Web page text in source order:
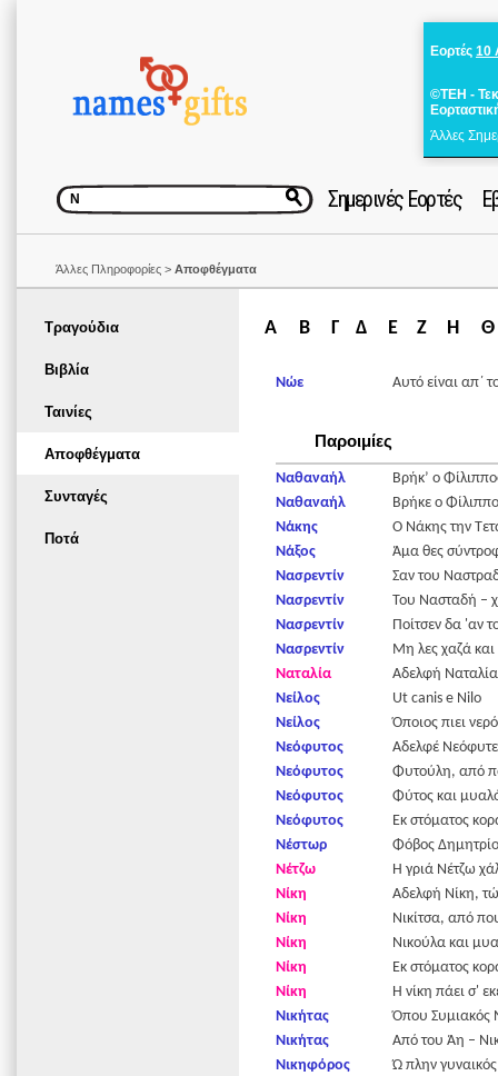
Εορτές 10
©ΤΕΗ -
Άλλες
Σημερινές Εορτές
Άλλες Πληροφορίες > Αποφθέγματα
Τραγούδια
Βιβλία
Ταινίες
Αποφθέγματα
Συνταγές
Ποτά
Α Β Γ Δ Ε Ζ Η Θ
Νώε Αυτό είναι απ΄
Παροιμίες
Ναθαναήλ
Βρήκ’ ο
Ναθαναήλ
Βρήκε ο
Νάκης
Ο Νάκης την
Νάξος
Άμα θες
Νασρεντίν
Σαν του
Νασρεντίν
Του Νασταδή –
Νασρεντίν
Ποίτσεν δα 'αν
Νασρεντίν
Μη λες χαζά και
Ναταλία
Αδελφή
Νείλος
Ut canis e Nilo
Νείλος
Όποιος πιει
Νεόφυτος
Αδελφέ
Νεόφυτος
Φυτούλη, από
Νεόφυτος
Φύτος και
Νεόφυτος
Εκ στόματος
Νέστωρ
Φόβος
Νέτζω
Η γριά Νέτζω
Νίκη
Αδελφή Νίκη,
Νίκη
Νικίτσα, από
Νίκη
Νικούλα και
Νίκη
Εκ στόματος
Νίκη
Η νίκη πάει σ'
Νικήτας
Όπου Συμιακός
Νικήτας
Από του Άη –
Νικηφόρος
Ώ πλην